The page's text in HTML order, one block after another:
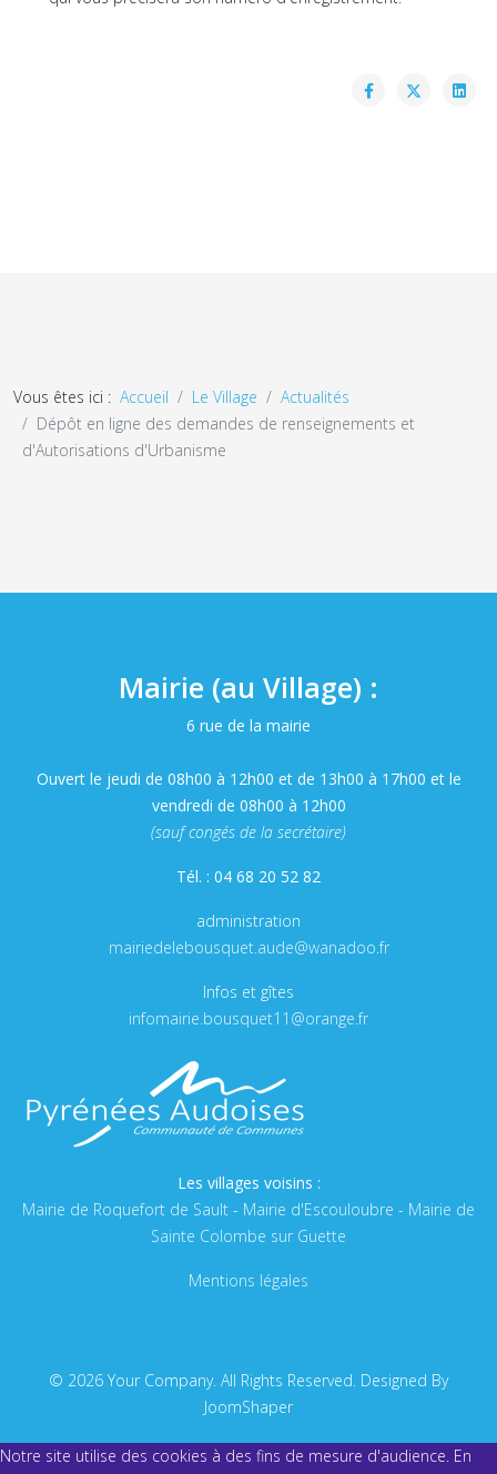
Vous êtes ici : Accueil Le Village
Actualités
Dépôt en ligne des demandes de renseignements et
d'Autorisations d'Urbanisme
Mairie (au Village) :
6 rue de la mairie
Ouvert le jeudi de 08h00 à 12h00 et de 13h00 à 17h00 et le
vendredi de 08h00 à 12h00
(sauf congés de la secrétaire)
Tél. : 04 68 20 52 82
administration
mairiedelebousquet.aude@wanadoo.fr
Infos et gîtes
infomairie.bousquet11@orange.fr
Les villages voisins :
Mairie de Roquefort de Sault - Mairie d'Escouloubre - Mairie de
Sainte Colombe sur Guette
Mentions légales
© 2026 Your Company. All Rights Reserved. Designed By
JoomShaper
Notre site utilise des cookies à des fins de mesure d'audience. En